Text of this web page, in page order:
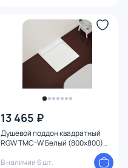
13 465 ₽
Душевой поддон квадратный
RGW TMC-W Белый (800x800)
В наличии 6 шт.